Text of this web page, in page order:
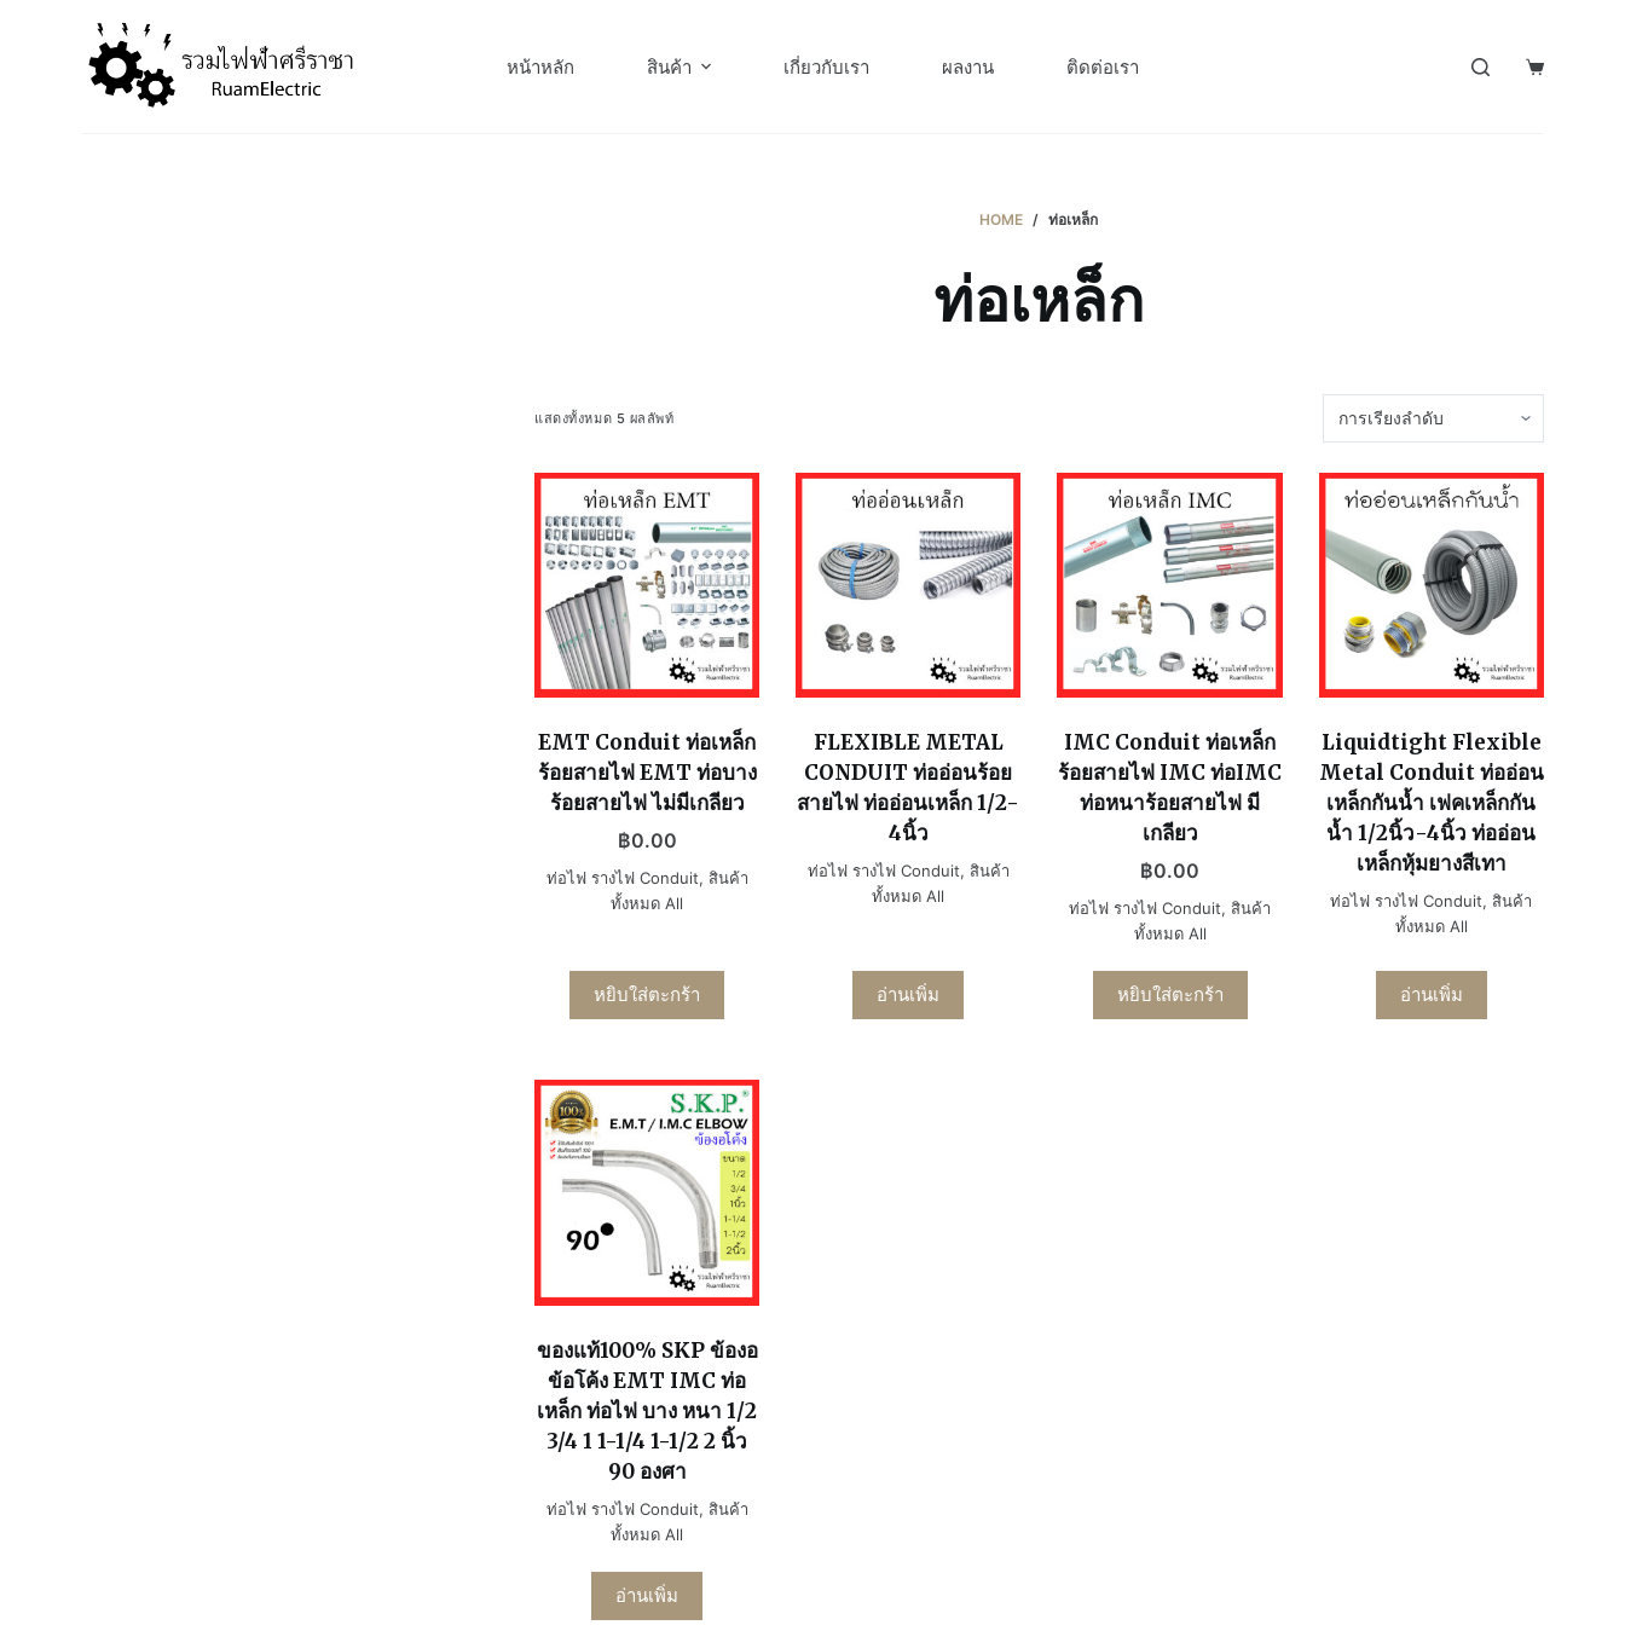
หน้าหลัก สินค้า เกี่ยวกับเรา ผลงาน ติดต่อเรา
HOME / ท่อเหล็ก
ท่อเหล็ก
แสดงทั้งหมด 5 ผลลัพท์
EMT Conduit ท่อเหล็ก
ร้อยสายไฟ EMT ท่อบาง
ร้อยสายไฟ ไม่มีเกลียว
฿0.00
ท่อไฟ รางไฟ Conduit, สินค้า
ทั้งหมด All
หยิบใส่ตะกร้า
FLEXIBLE METAL
CONDUIT ท่ออ่อนร้อย
สายไฟ ท่ออ่อนเหล็ก 1/2-
4นิ้ว
ท่อไฟ รางไฟ Conduit, สินค้า
ทั้งหมด All
อ่านเพิ่ม
IMC Conduit ท่อเหล็ก
ร้อยสายไฟ IMC ท่อIMC
ท่อหนาร้อยสายไฟ มี
เกลียว
฿0.00
ท่อไฟ รางไฟ Conduit, สินค้า
ทั้งหมด All
หยิบใส่ตะกร้า
Liquidtight Flexible
Metal Conduit ท่ออ่อน
เหล็กกันน้ำ เฟคเหล็กกัน
น้ำ 1/2นิ้ว-4นิ้ว ท่ออ่อน
เหล็กหุ้มยางสีเทา
ท่อไฟ รางไฟ Conduit, สินค้า
ทั้งหมด All
อ่านเพิ่ม
ของแท้100% SKP ข้องอ
ข้อโค้ง EMT IMC ท่อ
เหล็ก ท่อไฟ บาง หนา 1/2
3/4 1 1-1/4 1-1/2 2 นิ้ว
90 องศา
ท่อไฟ รางไฟ Conduit, สินค้า
ทั้งหมด All
อ่านเพิ่ม